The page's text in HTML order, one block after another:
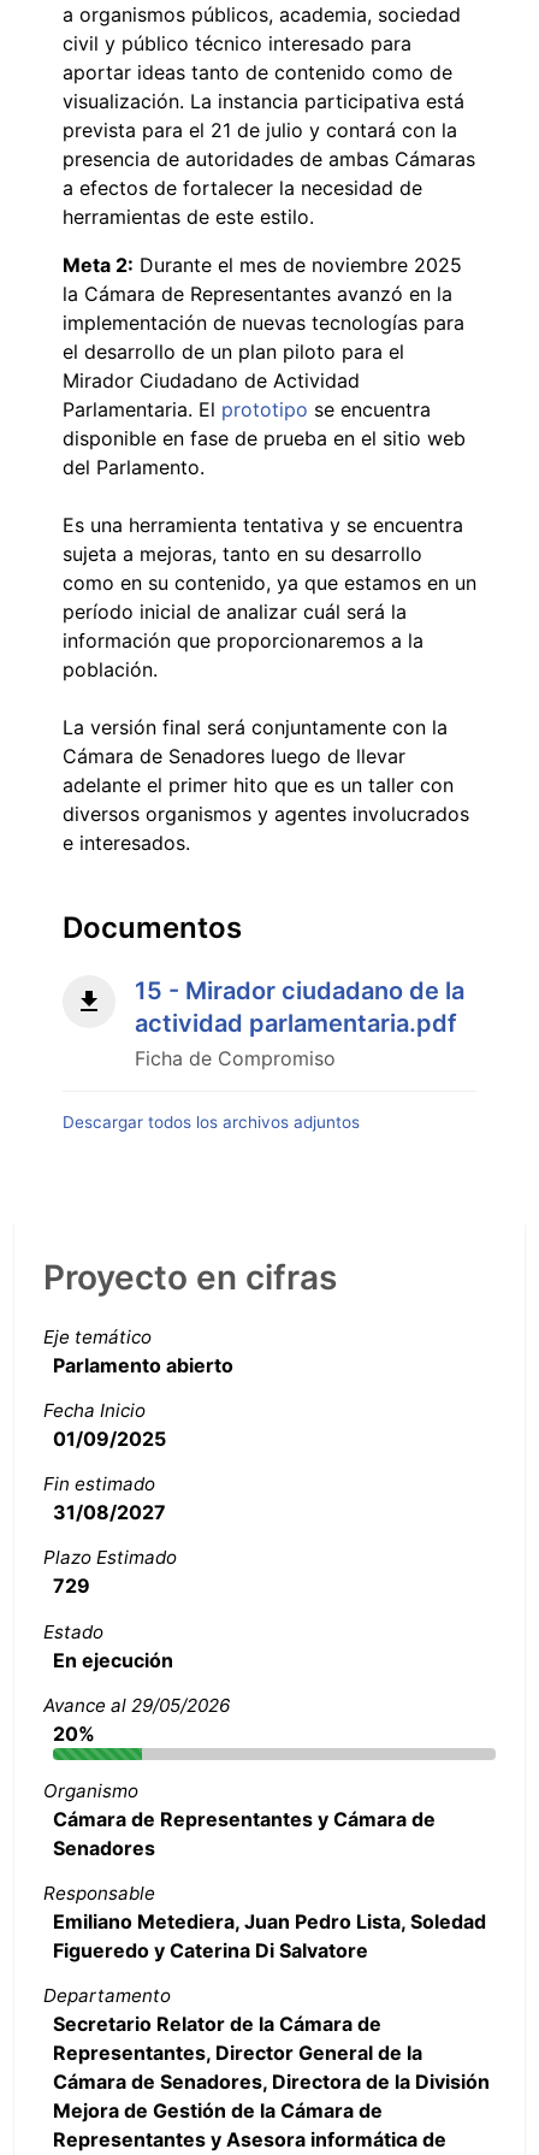
a organismos públicos, academia, sociedad
civil y público técnico interesado para
aportar ideas tanto de contenido como de
visualización. La instancia participativa está
prevista para el 21 de julio y contará con la
presencia de autoridades de ambas Cámaras
a efectos de fortalecer la necesidad de
herramientas de este estilo.
Meta 2: Durante el mes de noviembre 2025
la Cámara de Representantes avanzó en la
implementación de nuevas tecnologías para
el desarrollo de un plan piloto para el
Mirador Ciudadano de Actividad
Parlamentaria. El prototipo se encuentra
disponible en fase de prueba en el sitio web
del Parlamento.
Es una herramienta tentativa y se encuentra
sujeta a mejoras, tanto en su desarrollo
como en su contenido, ya que estamos en un
período inicial de analizar cuál será la
información que proporcionaremos a la
población.
La versión final será conjuntamente con la
Cámara de Senadores luego de llevar
adelante el primer hito que es un taller con
diversos organismos y agentes involucrados
e interesados.
Documentos
15 - Mirador ciudadano de la
actividad parlamentaria.pdf
Ficha de Compromiso
Descargar todos los archivos adjuntos
Proyecto en cifras
Eje temático
Parlamento abierto
Fecha Inicio
01/09/2025
Fin estimado
31/08/2027
Plazo Estimado
729
Estado
En ejecución
Avance al 29/05/2026
20%
Organismo
Cámara de Representantes y Cámara de
Senadores
Responsable
Emiliano Metediera, Juan Pedro Lista, Soledad
Figueredo y Caterina Di Salvatore
Departamento
Secretario Relator de la Cámara de
Representantes, Director General de la
Cámara de Senadores, Directora de la División
Mejora de Gestión de la Cámara de
Representantes y Asesora informática de